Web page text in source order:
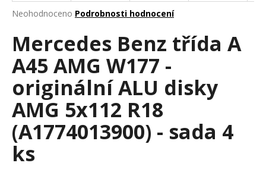
Průměrné
produktu
je
0,0
z
hvězdiček.
Neohodnoceno Podrobnosti hodnocení
Mercedes Benz třída A
A45 AMG W177 -
originální ALU disky
AMG 5x112 R18
(A1774013900) - sada 4
ks
o
p
o
u
č
u
j
e
m